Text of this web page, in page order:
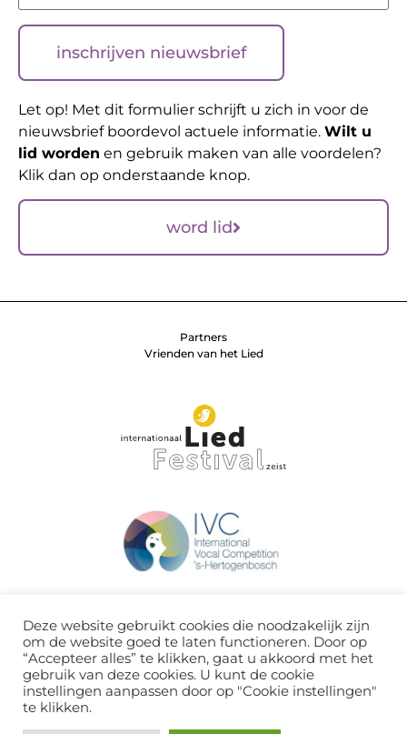
inschrijven nieuwsbrief
Let op! Met dit formulier schrijft u zich in voor de
nieuwsbrief boordevol actuele informatie. Wilt u
lid worden en gebruik maken van alle voordelen?
Klik dan op onderstaande knop.
word lid
Partners
Vrienden van het Lied
Deze website gebruikt cookies die noodzakelijk zijn
om de website goed te laten functioneren. Door op
“Accepteer alles” te klikken, gaat u akkoord met het
gebruik van deze cookies. U kunt de cookie
instellingen aanpassen door op "Cookie instellingen"
te klikken.